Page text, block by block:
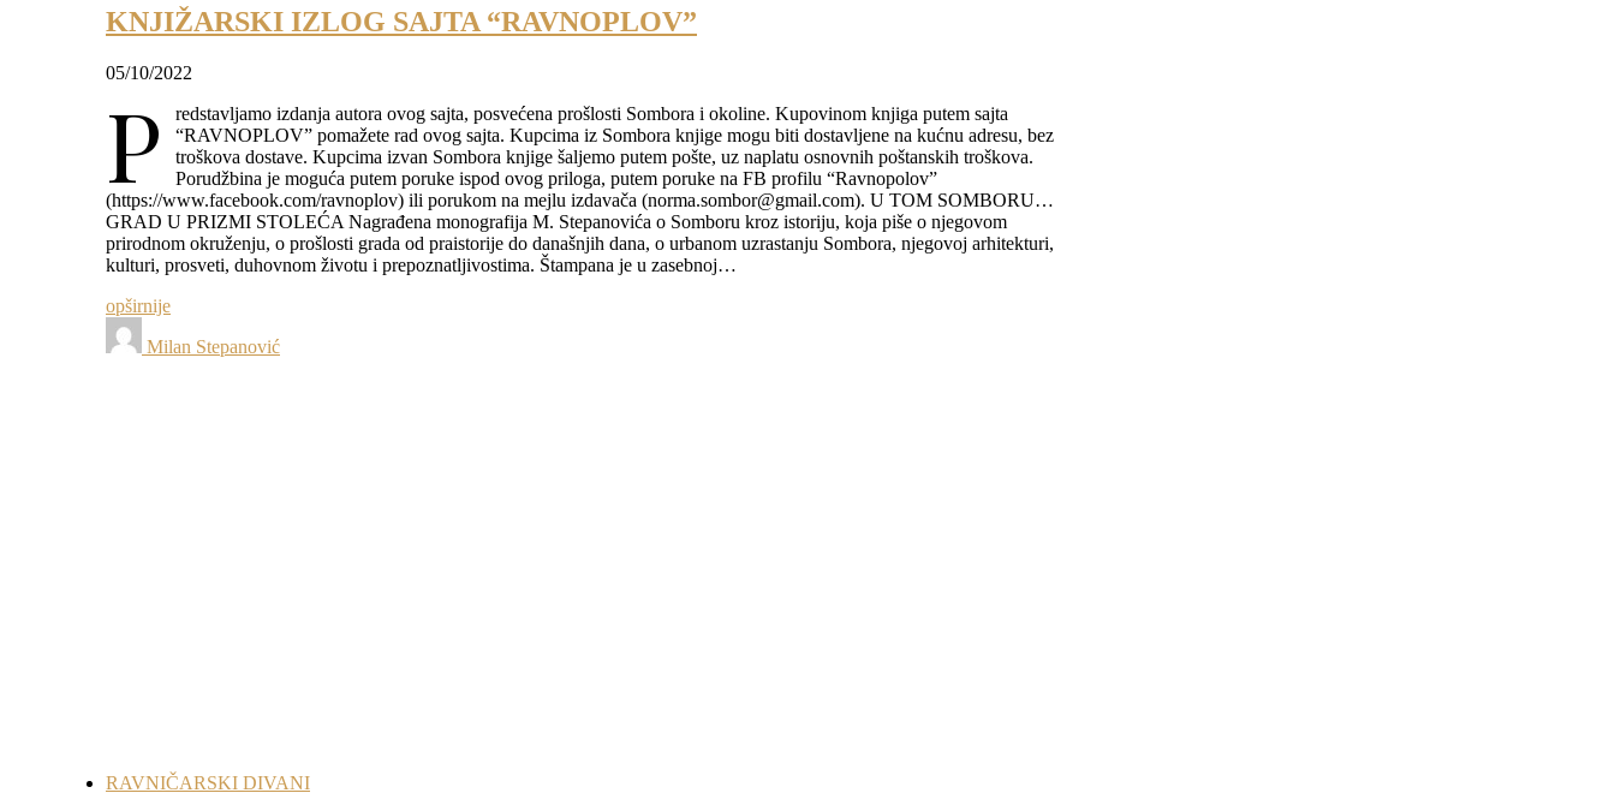
KNJIŽARSKI IZLOG SAJTA “RAVNOPLOV”
05/10/2022
P
redstavljamo izdanja autora ovog sajta, posvećena prošlosti Sombora i okoline. Kupovinom knjiga putem sajta
“RAVNOPLOV” pomažete rad ovog sajta. Kupcima iz Sombora knjige mogu biti dostavljene na kućnu adresu, bez
troškova dostave. Kupcima izvan Sombora knjige šaljemo putem pošte, uz naplatu osnovnih poštanskih troškova.
Porudžbina je moguća putem poruke ispod ovog priloga, putem poruke na FB profilu “Ravnopolov”
(https://www.facebook.com/ravnoplov) ili porukom na mejlu izdavača (norma.sombor@gmail.com). U TOM SOMBORU…
GRAD U PRIZMI STOLEĆA Nagrađena monografija M. Stepanovića o Somboru kroz istoriju, koja piše o njegovom
prirodnom okruženju, o prošlosti grada od praistorije do današnjih dana, o urbanom uzrastanju Sombora, njegovoj arhitekturi,
kulturi, prosveti, duhovnom životu i prepoznatljivostima. Štampana je u zasebnoj…
opširnije
Milan Stepanović
RAVNIČARSKI DIVANI